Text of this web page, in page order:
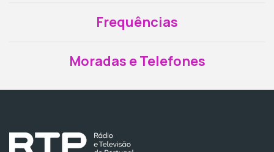
Frequências
Moradas e Telefones